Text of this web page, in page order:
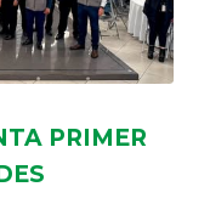
PRIMER